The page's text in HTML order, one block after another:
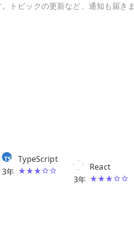
トピックの更新など、通知も届きま
3年
TypeScript
3年
React